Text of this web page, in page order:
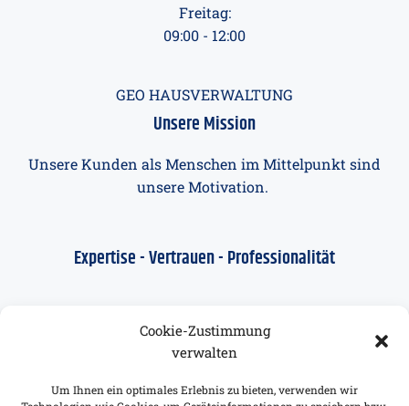
Cookie-Zustimmung
verwalten
Um Ihnen ein optimales Erlebnis zu bieten, verwenden wir
Freitag:
09:00 - 12:00
GEO HAUSVERWALTUNG
Unsere Mission
Unsere Kunden als Menschen im Mittelpunkt sind
unsere Motivation.
Expertise - Vertrauen - Professionalität
BESUCHEN SIE UNS
Unser Standort in Essen
Grendplatz 2a